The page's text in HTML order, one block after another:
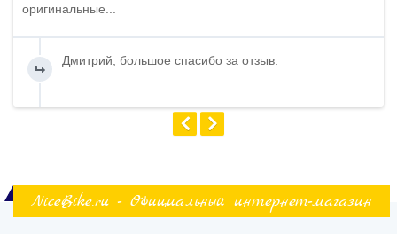
оригинальные...
Дмитрий, большое спасибо за отзыв.
NiceBike.ru - Официальный интернет-магазин